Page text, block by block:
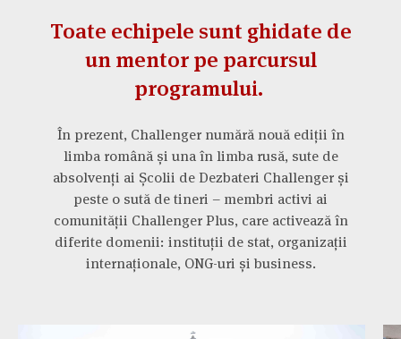
Toate echipele sunt ghidate de
un mentor pe parcursul
programului.
În prezent, Challenger numără nouă ediții în
limba română și una în limba rusă, sute de
absolvenți ai Școlii de Dezbateri Challenger și
peste o sută de tineri – membri activi ai
comunității Challenger Plus, care activează în
diferite domenii: instituții de stat, organizații
internaționale, ONG-uri și business.